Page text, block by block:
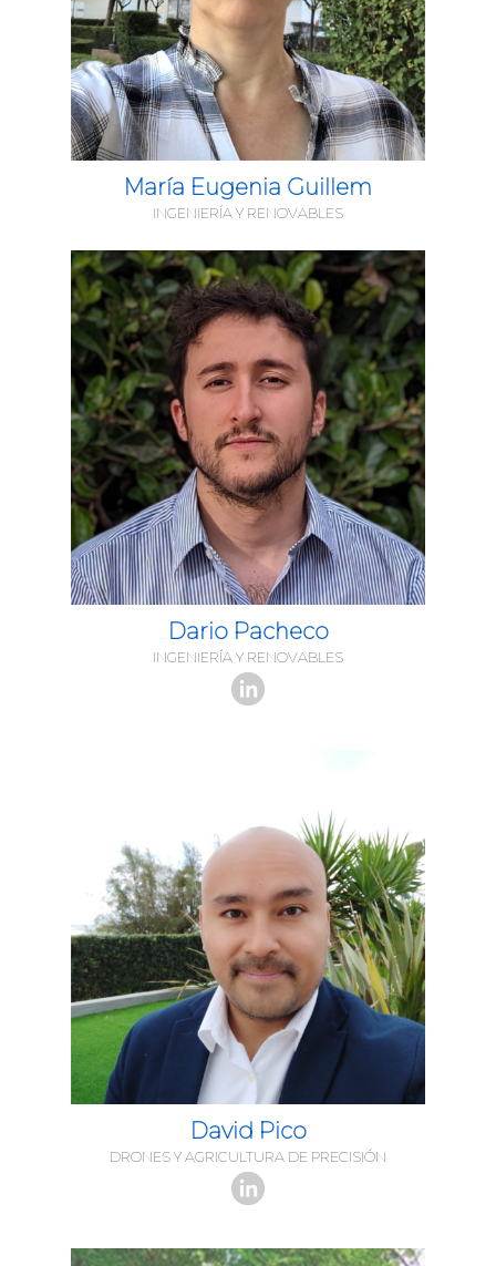
María Eugenia Guillem
INGENIERÍA Y RENOVABLES
Dario Pacheco
INGENIERÍA Y RENOVABLES
David Pico
DRONES Y AGRICULTURA DE PRECISIÓN